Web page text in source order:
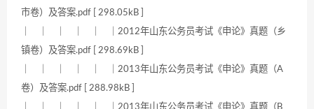
市卷）及答案.pdf [ 298.05kB ]
｜ ｜ ｜ ｜ ｜ ｜2012年山东公务员考试《申论》真题（乡
镇卷）及答案.pdf [ 298.69kB ]
｜ ｜ ｜ ｜ ｜ ｜2013年山东公务员考试《申论》真题（A
卷）及答案.pdf [ 288.98kB ]